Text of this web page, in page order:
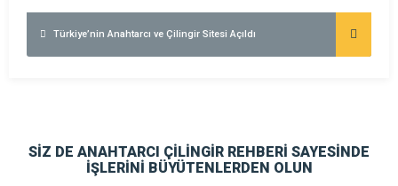
Türkiye’nin Anahtarcı ve Çilingir Sitesi Açıldı
SİZ DE ANAHTARCI ÇİLİNGİR REHBERİ SAYESİNDE
İŞLERİNİ BÜYÜTENLERDEN OLUN